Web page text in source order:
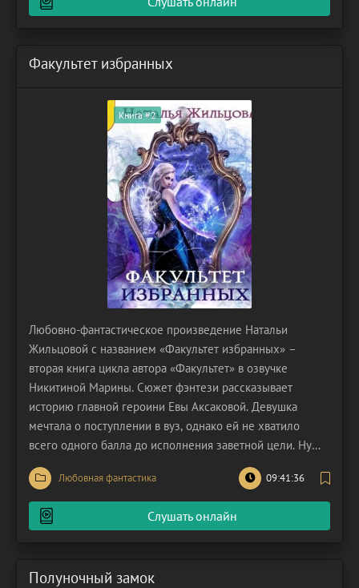
Факультет избранных
Книга #2
Любовно-фантастическое произведение Натальи
Жильцовой с названием «Факультет избранных» –
вторая книга цикла автора «Факультет» в озвучке
Никитиной Марины. Сюжет фэнтези рассказывает
историю главной героини Евы Аксаковой. Девушка
мечтала о поступлении в вуз, однако ей не хватило
всего одного балла до исполнения заветной цели. Ну
как тут не расстроиться?! А тут еще кто-то решил
поприкалываться над несчастной героиней, прислав ей
дурацкое приглашение в Академию Магии. Это же явно
шутка? А хотя,
Любовная фантастика 09:41:36
Слушать онлайн
Полуночный замок